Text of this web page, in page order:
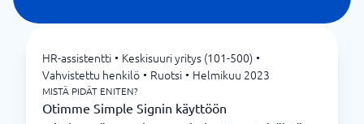
HR-assistentti • Keskisuuri yritys (101-500) •
Vahvistettu henkilö • Ruotsi • Helmikuu 2023
MISTÄ PIDÄT ENITEN?
Otimme Simple Signin käyttöön